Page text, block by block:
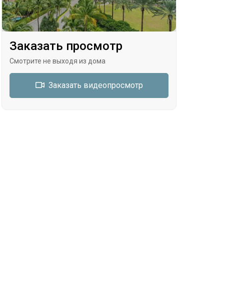
Заказать просмотр
Смотрите не выходя из дома
Заказать видеопросмотр